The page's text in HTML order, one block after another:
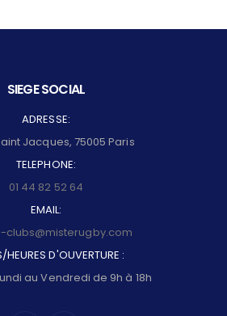
SIEGE SOCIAL
ADRESSE:
Jacques, 75005 Paris
TELEPHONE:
01 44 82 52 64
EMAIL:
clubs@misterugby.com
HEURES D'OUVERTURE :
au Vendredi de 9h à 18h